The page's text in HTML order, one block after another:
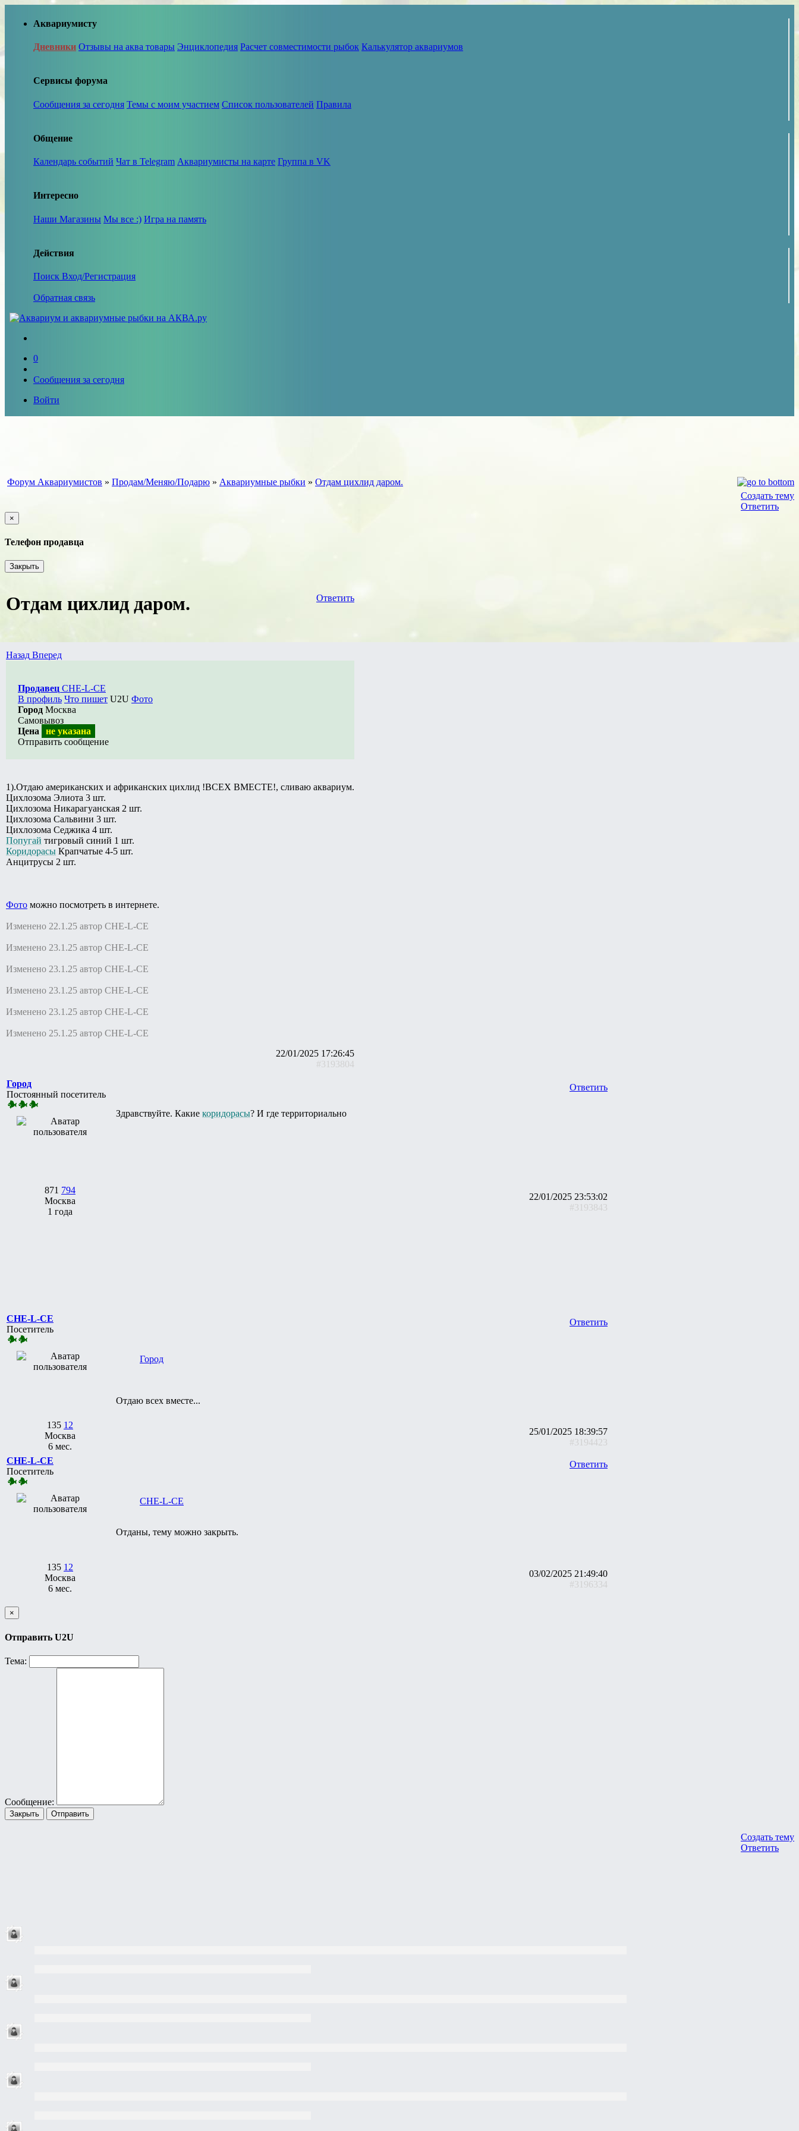
Аквариумисту
Дневники Отзывы на аква товары Энциклопедия Расчет совместимости рыбок Калькулятор аквариумов
Сервисы форума
Сообщения за сегодня Темы с моим участием Список пользователей Правила
Общение
Календарь событий Чат в Telegram Аквариумисты на карте Группа в VK
Интересно
Наши Магазины Мы все :) Игра на память
Действия
Поиск Вход/Регистрация
Обратная связь
0
Сообщения за сегодня
Войти
Форум Аквариумистов » Продам/Меняю/Подарю » Аквариумные рыбки » Отдам цихлид даром.
Создать тему
Ответить
×
Телефон продавца
Закрыть
Ответить
Отдам цихлид даром.
Назад Вперед
Продавец CHE-L-CE
В профиль Что пишет U2U Фото
Город Москва
Самовывоз
Цена
не указана
Отправить сообщение
1).Отдаю американских и африканских цихлид !ВСЕХ ВМЕСТЕ!, сливаю аквариум.
Цихлозома Элиота 3 шт.
Цихлозома Никарагуанская 2 шт.
Цихлозома Сальвини 3 шт.
Цихлозома Седжика 4 шт.
Попугай тигровый синий 1 шт.
Коридорасы Крапчатые 4-5 шт.
Анцитрусы 2 шт.
Фото можно посмотреть в интернете.
Изменено 22.1.25 автор CHE-L-CE
Изменено 23.1.25 автор CHE-L-CE
Изменено 23.1.25 автор CHE-L-CE
Изменено 23.1.25 автор CHE-L-CE
Изменено 23.1.25 автор CHE-L-CE
Изменено 25.1.25 автор CHE-L-CE
22/01/2025 17:26:45
#3193804
Город
Постоянный посетитель
871 794
Москва
1 года
Ответить
Здравствуйте. Какие коридорасы? И где территориально
22/01/2025 23:53:02
#3193843
CHE-L-CE
Посетитель
135 12
Москва
6 мес.
Ответить
Город
Отдаю всех вместе...
25/01/2025 18:39:57
#3194423
CHE-L-CE
Посетитель
135 12
Москва
6 мес.
Ответить
CHE-L-CE
Отданы, тему можно закрыть.
03/02/2025 21:49:40
#3196334
×
Отправить U2U
Тема:
Сообщение:
Закрыть Отправить
Создать тему
Ответить